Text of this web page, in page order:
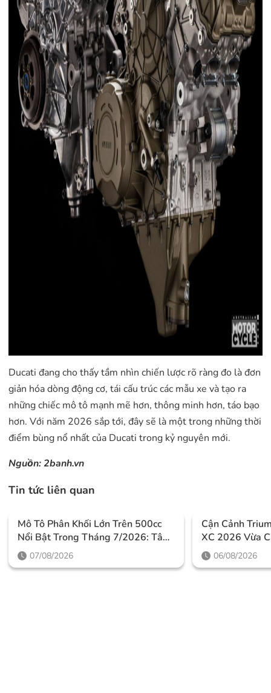
Ducati đang cho thấy tầm nhìn chiến lược rõ ràng đo là đơn
giản hóa dòng động cơ, tái cấu trúc các mẫu xe và tạo ra
những chiếc mô tô mạnh mẽ hơn, thông minh hơn, táo bạo
hơn. Với năm 2026 sắp tới, đây sẽ là một trong những thời
điểm bùng nổ nhất của Ducati trong kỷ nguyên mới.
Nguồn:2banh.vn
Tin tức liên quan
Mô Tô Phân Khối Lớn Trên 500cc
Nổi Bật Trong Tháng 7/2026: Tâm
Điểm Là Công Nghệ, Phiên Bản
Giới Hạn Và Những Cấu Hình
07/08/2026
Cận Cảnh
XC 2026 Vừa
Thiết Kế Đậm
Mức Giá Dễ
06/08/2026